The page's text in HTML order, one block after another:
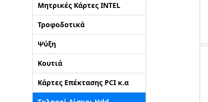
Μητρικές Κάρτες INTEL
Τροφοδοτικά
Ψύξη
Κουτιά
Κάρτες Επέκτασης PCI κ.α